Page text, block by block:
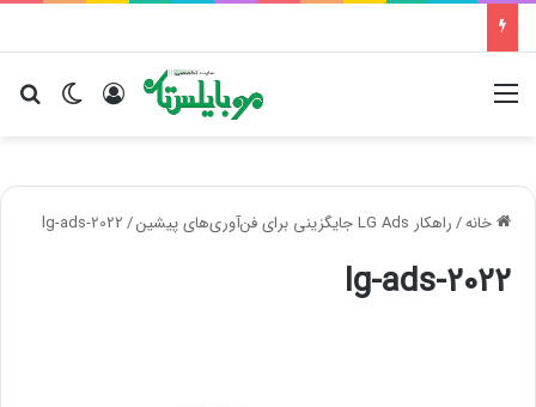
تغییر ورود
خانه/راهکار LG Ads جایگزینی برای فن‌آوری‌های پیشین /
lg-ads-2022
lg-ads-2022